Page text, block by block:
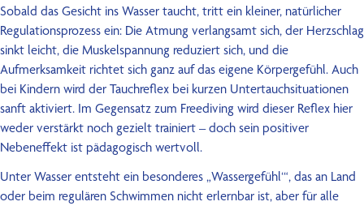
Sobald das Gesicht ins Wasser taucht, tritt ein kleiner, natürlicher
Regulationsprozess ein: Die Atmung verlangsamt sich, der Herzschlag
sinkt leicht, die Muskelspannung reduziert sich, und die
Aufmerksamkeit richtet sich ganz auf das eigene Körpergefühl. Auch
bei Kindern wird der Tauchreflex bei kurzen Untertauchsituationen
sanft aktiviert. Im Gegensatz zum Freediving wird dieser Reflex hier
weder verstärkt noch gezielt trainiert – doch sein positiver
Nebeneffekt ist pädagogisch wertvoll.
Unter Wasser entsteht ein besonderes „Wassergefühl‘“, das an Land
oder beim regulären Schwimmen nicht erlernbar ist, aber für alle